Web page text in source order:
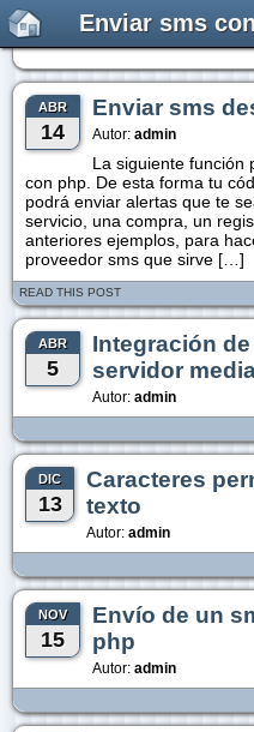
Enviar sms
ABR
14
Enviar sms
Autor: admin
La siguiente función
con php. De esta forma tu
podrá enviar alertas que te
servicio, una compra, un
anteriores ejemplos, para
proveedor sms que sirve […]
READ THIS POST
ABR
5
Integración
servidor
Autor: admin
DIC
13
Caracteres
texto
Autor: admin
NOV
15
Envío de un
php
Autor: admin